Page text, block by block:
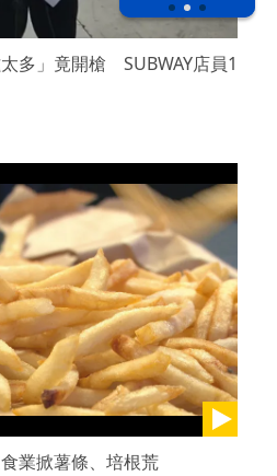
多」竟開槍 SUBWAY店員1
業掀薯條、培根荒